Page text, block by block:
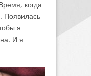
когда
Появилась
я
И я